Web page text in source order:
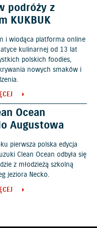
podróży z
KUKBUK
i wiodąca platforma online
kulinarnej od 13 lat
polskich foodies,
nowych smaków i
Ocean
Augustowa
pierwsza polska edycja
Clean Ocean odbyła się
z młodzieżą szkolną
jeziora Necko.